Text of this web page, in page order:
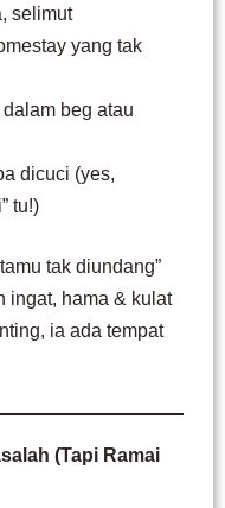
selimut
yang tak
beg atau
dicuci (yes,
tu!)
tak diundang”
ingat, hama & kulat
ia ada tempat
(Tapi Ramai